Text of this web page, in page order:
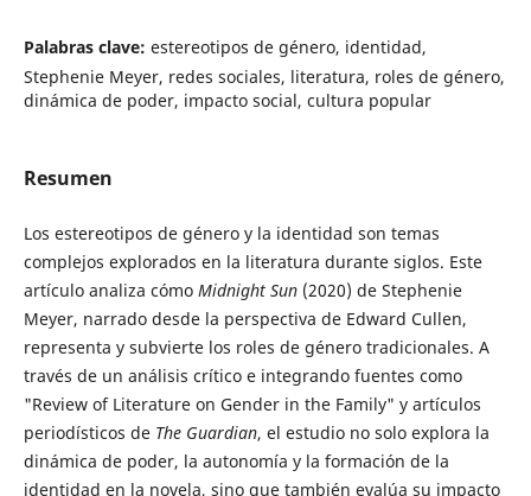
Palabras clave: estereotipos de género, identidad,
Stephenie Meyer, redes sociales, literatura, roles de género,
dinámica de poder, impacto social, cultura popular
Resumen
Los estereotipos de género y la identidad son temas
complejos explorados en la literatura durante siglos. Este
artículo analiza cómo Midnight Sun(2020) de Stephenie
Meyer, narrado desde la perspectiva de Edward Cullen,
representa y subvierte los roles de género tradicionales. A
través de un análisis crítico e integrando fuentes como
"Review of Literature on Gender in the Family" y artículos
periodísticos de The Guardian, el estudio no solo explora la
dinámica de poder, la autonomía y la formación de la
identidad en la novela, sino que también evalúa su impacto